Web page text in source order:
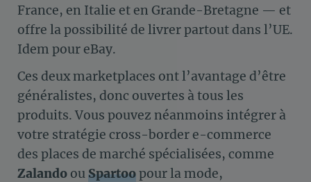
France, en Italie et en Grande-Bretagne — et
offre la possibilité de livrer partout dans l’UE.
Idem pour eBay.
Ces deux marketplaces ont l’avantage d’être
généralistes, donc ouvertes à tous les
produits. Vous pouvez néanmoins intégrer à
votre stratégie cross-border e-commerce
des places de marché spécialisées, comme
Zalando ouSpartoopour la mode,